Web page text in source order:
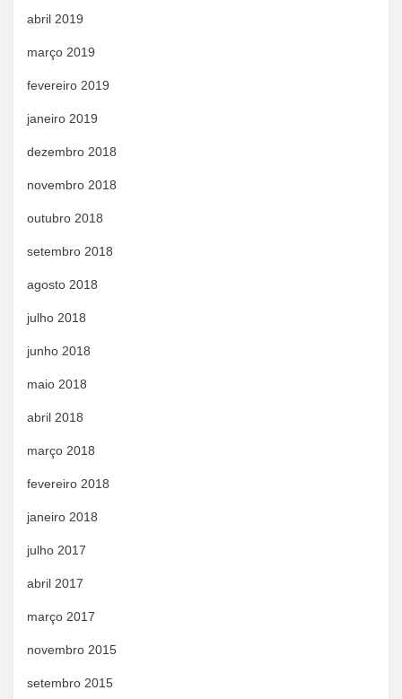
abril 2019
março 2019
fevereiro 2019
janeiro 2019
dezembro 2018
novembro 2018
outubro 2018
setembro 2018
agosto 2018
julho 2018
junho 2018
maio 2018
abril 2018
março 2018
fevereiro 2018
janeiro 2018
julho 2017
abril 2017
março 2017
novembro 2015
setembro 2015